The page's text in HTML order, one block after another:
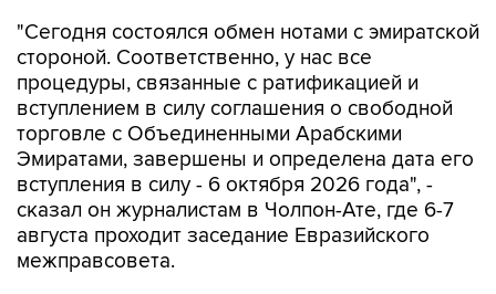
"Сегодня состоялся обмен нотами с эмиратской
стороной. Соответственно, у нас все
процедуры, связанные с ратификацией и
вступлением в силу соглашения о свободной
торговле с Объединенными Арабскими
Эмиратами, завершены и определена дата его
вступления в силу - 6 октября 2026 года", -
сказал он журналистам в Чолпон-Ате, где 6-7
августа проходит заседание Евразийского
межправсовета.